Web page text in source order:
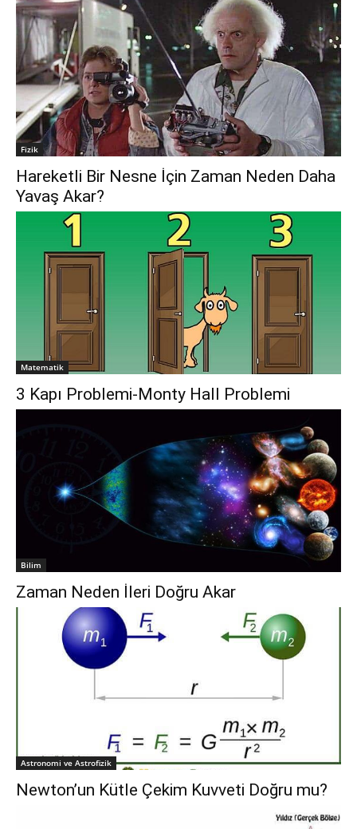
Fizik
Hareketli Bir Nesne İçin Zaman Neden Daha
Yavaş Akar?
Matematik
3 Kapı Problemi-Monty Hall Problemi
Bilim
Zaman Neden İleri Doğru Akar
Astronomi ve Astrofizik
Newton’un Kütle Çekim Kuvveti Doğru mu?